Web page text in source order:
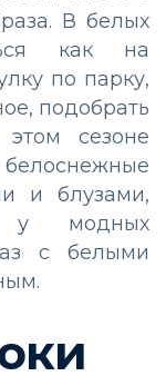
В белых
как на
по парку,
подобрать
сезоне
белоснежные
и блузами,
у модных
с белыми